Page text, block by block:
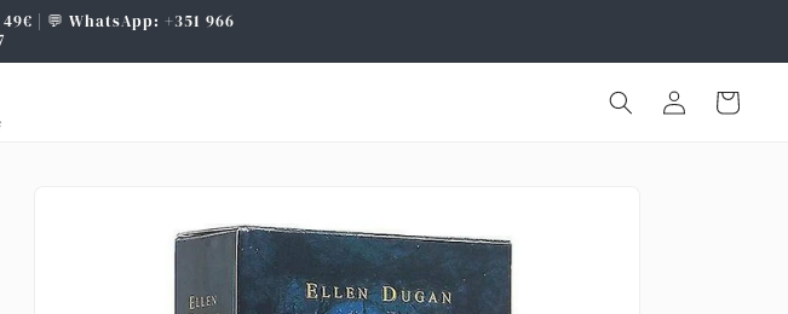
| 💬 WhatsApp: +351 966
sessão
Carrinho